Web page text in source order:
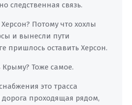
следственная связь.
Потому что хохлы
и вынесли пути
пришлось оставить Херсон.
Тоже самое.
это трасса
проходящая рядом,